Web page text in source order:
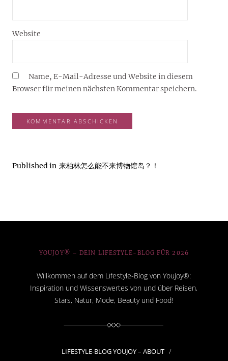
Website
Name, E-Mail-Adresse und Website in diesem
Browser für meinen nächsten Kommentar speichern.
Published in 来柏林怎么能不来博物馆岛？！
YOUJOY® – DEIN LIFESTYLE-BLOG FÜR 2026
Willkommen auf dem Lifestyle-Blog von YouJoy®:
Inspiration und Wissenswertes von und über Reisen,
Stars, Natur, Mode, Beauty und Food!
LIFESTYLE-BLOG YOUJOY – ABOUT